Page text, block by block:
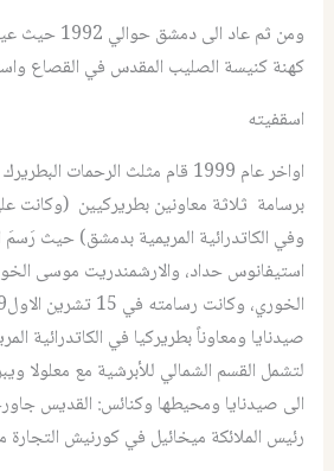
ومن ثم عاد
كهنة كنيسة الصليب المقدس في القصاع واستمر
اسقفيته
اواخر عام 1999 قام مثلث الرحمات
برسامة ثلاثة معاونين بطريركيين (وكانت
وفي الكاتدرائية المريمية بدمشق) حيث رَسمَ
استيفانوس حداد، والارشمندريت موسى
صيدنايا ومعاوناً بطريركيا في الكاتدرائية
لتشمل القسم الشمالي للأبرشية مع معلولا
الى صيدنايا ومحيطها وكنائس: القديس
رئيس الملائكة ميخائيل في كورنيش التجارة مابعد